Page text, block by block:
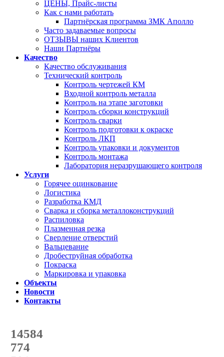
ЦЕНЫ, Прайс-листы
Как с нами работать
Партнёрская программа ЗМК Аполло
Часто задаваемые вопросы
ОТЗЫВЫ наших Клиентов
Наши Партнёры
Качество
Качество обслуживания
Технический контроль
Контроль чертежей КМ
Входной контроль металла
Контроль на этапе заготовки
Контроль сборки конструкций
Контроль сварки
Контроль подготовки к окраске
Контроль ЛКП
Контроль упаковки и документов
Контроль монтажа
Лаборатория неразрушающего контроля
Услуги
Горячее оцинкование
Логистика
Разработка КМД
Сварка и сборка металлоконструкций
Распиловка
Плазменная резка
Сверление отверстий
Вальцевание
Дробеструйная обработка
Покраска
Маркировка и упаковка
Объекты
Новости
Контакты
14584
с начала года
774
с начала месяца